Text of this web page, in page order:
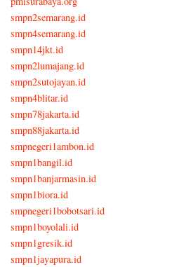
smpn2semarang.id
smpn4semarang.id
smpn14jkt.id
smpn2lumajang.id
smpn2sutojayan.id
smpn4blitar.id
smpn78jakarta.id
smpn88jakarta.id
smpnegeri1ambon.id
smpn1bangil.id
smpn1banjarmasin.id
smpn1biora.id
smpnegeri1bobotsari.id
smpn1boyolali.id
smpn1gresik.id
smpn1jayapura.id